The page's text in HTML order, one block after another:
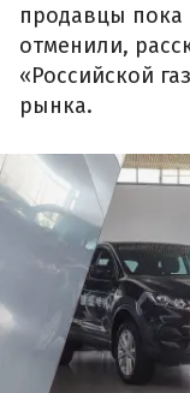
продавцы пока
отменили,
«Российской
рынка.